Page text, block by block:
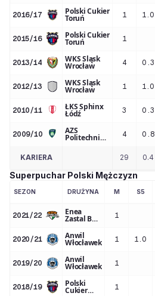
2016/17 Polski Cukier
Toruń 1 1.0
2015/16 Polski Cukier
Toruń 1
2013/14 WKS Śląsk
Wrocław 4 0.3
2012/13 WKS Śląsk
Wrocław 1 1.0
2010/11 ŁKS Sphinx
Łódź 3 0.3
2009/10 AZS
Politechnika 4 0.8
KARIERA 29 0.4
Superpuchar Polski Mężczyzn
SEZON DRUŻYNA M S5
2021/22 Enea
Zastal BC
Góra
1
2020/21 Anwil
Włocławek 1 1.0
2019/20 Anwil
Włocławek 1
2018/19 Polski
Cukier 1